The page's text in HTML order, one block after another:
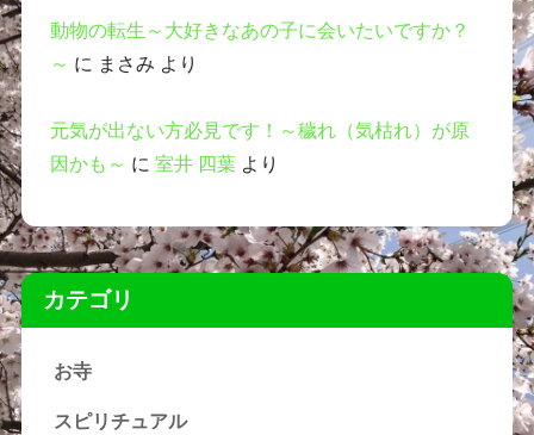
動物の転生～大好きなあの子に会いたいですか？
～ に まさみ より
元気が出ない方必見です！～穢れ（気枯れ）が原
因かも～ に 室井 四葉より
カテゴリ
お寺
スピリチュアル